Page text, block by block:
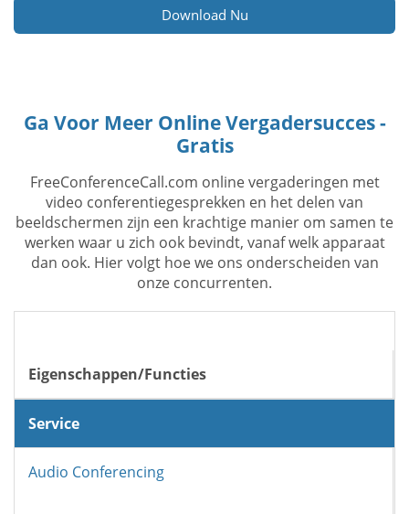
Download Nu
Ga Voor Meer Online Vergadersucces -
Gratis
FreeConferenceCall.com online vergaderingen met
video conferentiegesprekken en het delen van
beeldschermen zijn een krachtige manier om samen te
werken waar u zich ook bevindt, vanaf welk apparaat
dan ook. Hier volgt hoe we ons onderscheiden van
onze concurrenten.
Eigenschappen/Functies
Service
Audio Conferencing